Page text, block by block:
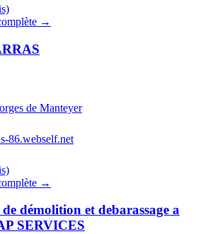
→
de Manteyer
86.webself.net
→
démolition et debarassage a
SERVICES